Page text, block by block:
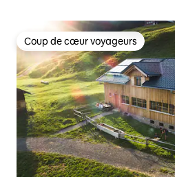
Coup de cœur voyageurs
Coup de cœur voyageurs